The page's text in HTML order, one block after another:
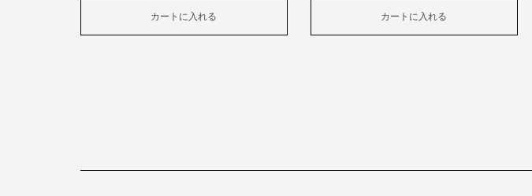
カートに入れる カートに入れる